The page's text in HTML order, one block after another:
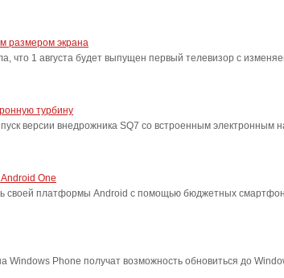
размером экрана
что 1 августа будет выпущен первый телевизор с
турбину
версии внедрожника SQ7 со встроенным электронным
One
своей платформы Android с помощью бюджетных
Windows Phone получат возможность обновиться до